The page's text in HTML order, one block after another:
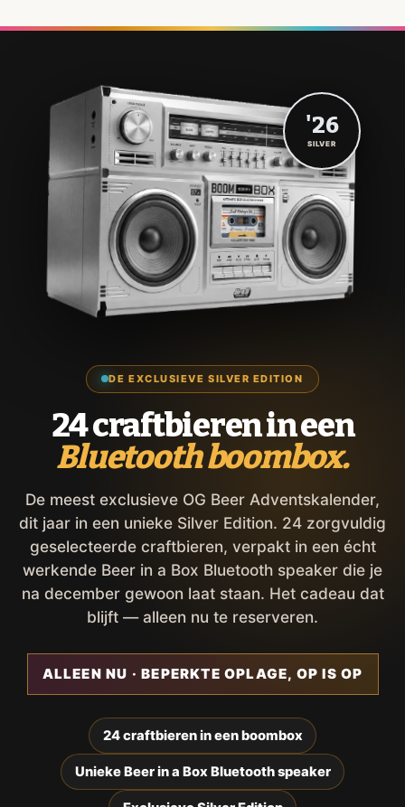
DE EXCLUSIEVE SILVER EDITION
24 craftbieren in een
Bluetooth boombox.
De meest exclusieve OG Beer Adventskalender,
dit jaar in een unieke Silver Edition. 24 zorgvuldig
geselecteerde craftbieren, verpakt in een écht
werkende Beer in a Box Bluetooth speaker die je
na december gewoon laat staan. Het cadeau dat
blijft — alleen nu te reserveren.
ALLEEN NU · BEPERKTE OPLAGE, OP IS OP
24 craftbieren in een boombox
Unieke Beer in a Box Bluetooth speaker
'26
SILVER